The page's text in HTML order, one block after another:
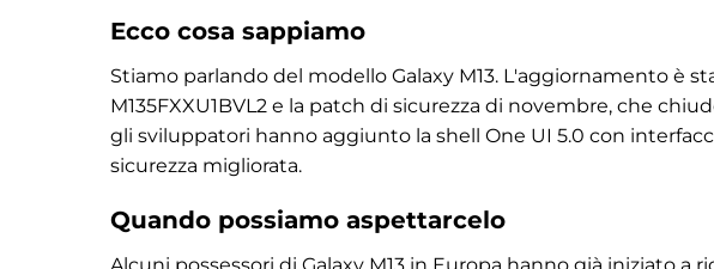
Ecco cosa sappiamo
Stiamo parlando del modello Galaxy M13. L'aggiornamento è
M135FXXU1BVL2 e la patch di sicurezza di novembre, che
gli sviluppatori hanno aggiunto la shell One UI 5.0 con
sicurezza migliorata.
Quando possiamo aspettarcelo